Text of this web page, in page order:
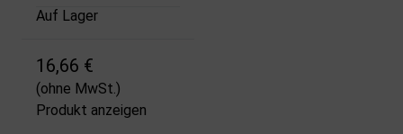
Auf Lager
16,66 €
(ohne MwSt.)
Produkt anzeigen